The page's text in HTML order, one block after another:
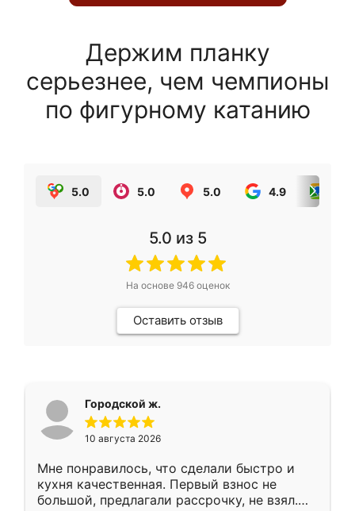
Держим планку
серьезнее, чем чемпионы
по фигурному катанию
5.0 5.0 5.0 4.9
5.0 из 5
На основе 946оценок
Оставить отзыв
Городской ж.
10 августа 2026
Мне понравилось, что сделали быстро и
кухня качественная. Первый взнос не
большой, предлагали рассрочку, не взял.